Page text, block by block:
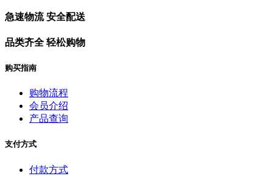
急速物流 安全配送
品类齐全 轻松购物
购买指南
购物流程
会员介绍
产品查询
支付方式
付款方式